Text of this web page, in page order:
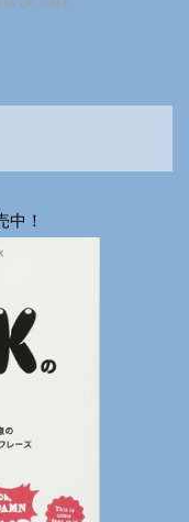
UP DATE
中！